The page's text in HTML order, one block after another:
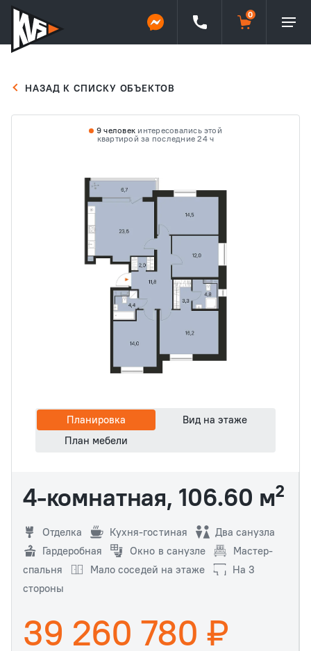
НАЗАД К СПИСКУ ОБЪЕКТОВ
4-комнатная, 106.60 м²
Отделка Кухня-гостиная
Два санузла
Гардеробная
Окно в санузле
Мастер-
спальня
Мало соседей на этаже
На 3
стороны
39 260 780 ₽
9 человек интересовались этой
квартирой за последние 24 ч
Планировка
Вид на этаже
План мебели